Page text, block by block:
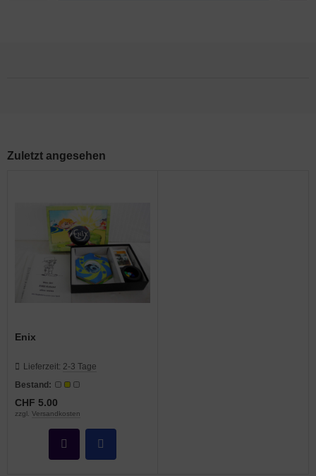
Zuletzt angesehen
Enix
Lieferzeit: 2-3 Tage
Bestand:
CHF 5.00
zzgl. Versandkosten